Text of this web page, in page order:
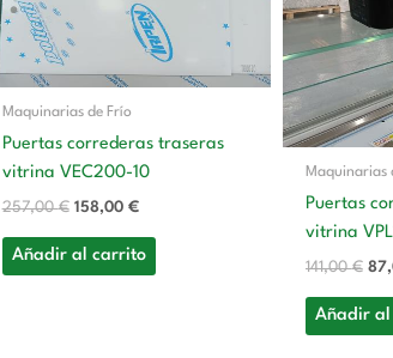
Maquinarias de Frío
Puertas correderas traseras
vitrina VEC200-10
257,00€
257,00 €.
158,00 €
158,00 €.
Añadir al carrito
Maquinarias
Puertas
vitrina
141,00€
Añadir